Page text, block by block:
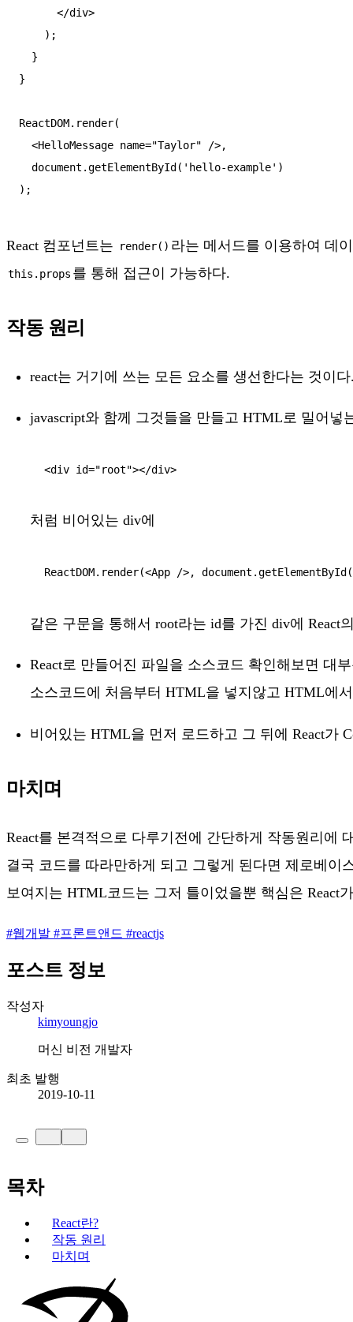
}
ReactDOM.render(
);
React 컴포넌트는 render() 라는 메서드를 이용하여 데
this.props 를 통해 접근이 가능하다.
작동 원리
react는 거기에 쓰는 모든 요소를 생선한다는 것이다.
javascript와 함께 그것들을 만들고 HTML로 밀어넣
<div id="root"></div>
처럼 비어있는 div에
ReactDOM.render(<App />,
같은 구문을 통해서 root라는 id를 가진 div에
React로 만들어진 파일을 소스코드 확인해보면 대
소스코드에 처음부터 HTML을 넣지않고 HTML에
비어있는 HTML을 먼저 로드하고 그 뒤에 React가
마치며
React를 본격적으로 다루기전에 간단하게 작동원리에
결국 코드를 따라만하게 되고 그렇게 된다면 제로베이
보여지는 HTML코드는 그저 틀이었을뿐 핵심은 React
#웹개발 #프론트앤드 #reactjs
포스트 정보
작성자
kimyoungjo
머신 비전 개발자
최초 발행
2019-10-11
목차
React란?
작동 원리
마치며